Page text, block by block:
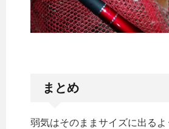
まとめ
弱気はそのままサイズに出るよ